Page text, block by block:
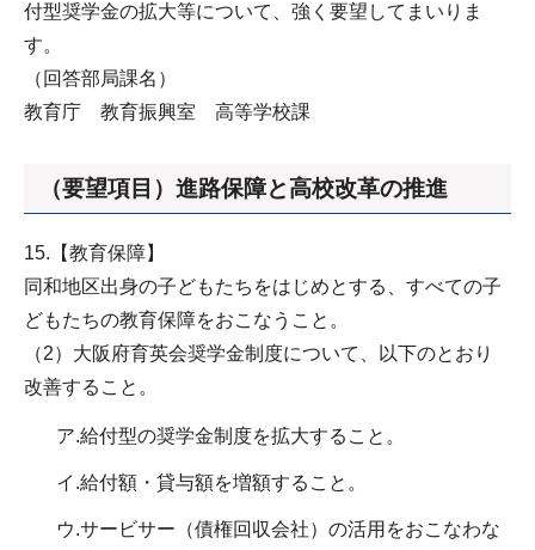
付型奨学金の拡大等について、強く要望してまいりま
す。
（回答部局課名）
教育庁 教育振興室 高等学校課
（要望項目）進路保障と高校改革の推進
15.【教育保障】
同和地区出身の子どもたちをはじめとする、すべての子
どもたちの教育保障をおこなうこと。
（2）大阪府育英会奨学金制度について、以下のとおり
改善すること。
ア.給付型の奨学金制度を拡大すること。
イ.給付額・貸与額を増額すること。
ウ.サービサー（債権回収会社）の活用をおこなわな